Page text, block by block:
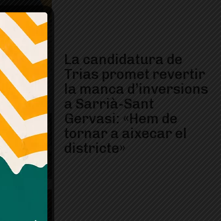
La candidatura de
Trias promet revertir
la manca d’inversions
a Sarrià-Sant
Gervasi: «Hem de
tornar a aixecar el
districte»